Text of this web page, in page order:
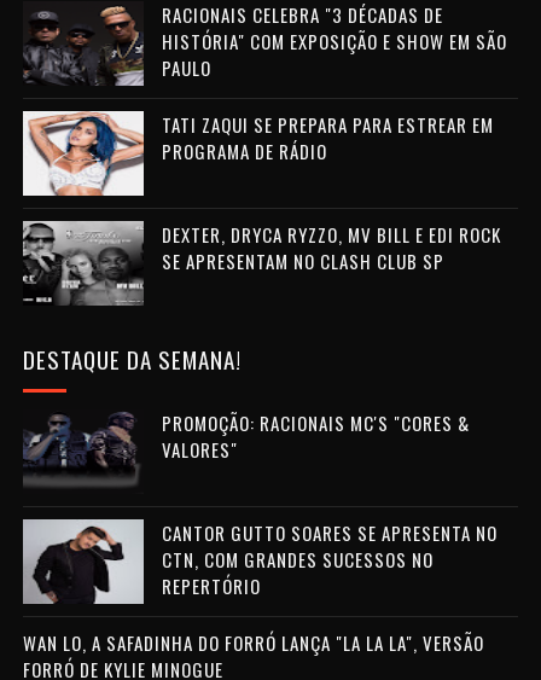
RACIONAIS CELEBRA "3 DÉCADAS DE
HISTÓRIA" COM EXPOSIÇÃO E SHOW EM SÃO
PAULO
TATI ZAQUI SE PREPARA PARA ESTREAR EM
PROGRAMA DE RÁDIO
DEXTER, DRYCA RYZZO, MV BILL E EDI ROCK
SE APRESENTAM NO CLASH CLUB SP
DESTAQUE DA SEMANA!
PROMOÇÃO: RACIONAIS MC'S "CORES &
VALORES"
CANTOR GUTTO SOARES SE APRESENTA NO
CTN, COM GRANDES SUCESSOS NO
REPERTÓRIO
WAN LO, A SAFADINHA DO FORRÓ LANÇA "LA LA LA", VERSÃO
FORRÓ DE KYLIE MINOGUE